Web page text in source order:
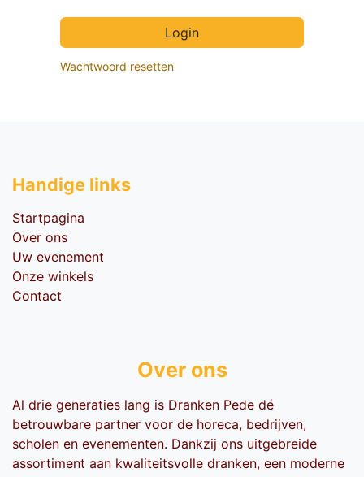
Login
Wachtwoord resetten
Handige li​nks
Startpagina
Over ons
Uw evenement
Onze winkels
Contact
Over ons
Al drie generaties lang is Dranken Pede dé
betrouwbare partner voor de horeca, bedrijven,
scholen en evenementen. Dankzij ons uitgebreide
assortiment aan kwaliteitsvolle dranken, een moderne